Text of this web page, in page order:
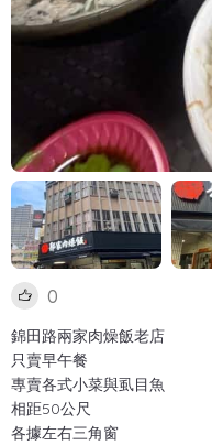
0
錦田路兩家肉燥飯老店
只賣早午餐
專賣各式小菜與虱目魚
相距50公尺
各據左右三角窗